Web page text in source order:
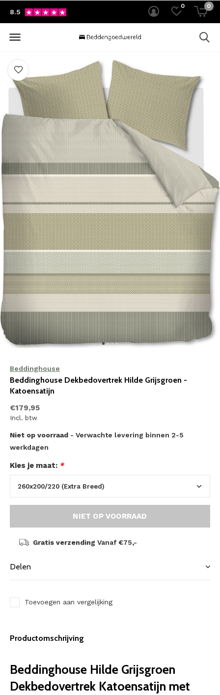
0 0
8.5
Beddinghouse
Beddinghouse Dekbedovertrek Hilde Grijsgroen -
Katoensatijn
€179,95
Incl. btw
Niet op voorraad - Verwachte levering binnen 2-5
werkdagen
Kies je maat: *
NIET OP VOORRAAD
Gratis verzending Vanaf €75,-
Delen
Toevoegen aan vergelijking
Productomschrijving
Beddinghouse Hilde Grijsgroen
Dekbedovertrek Katoensatijn met